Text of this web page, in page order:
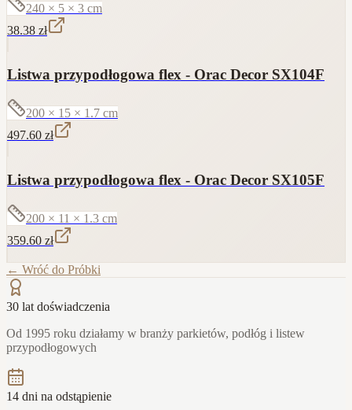
240 × 5 × 3 cm
38.38 zł
Listwa przypodłogowa flex - Orac Decor SX104F
200 × 15 × 1.7 cm
497.60 zł
Listwa przypodłogowa flex - Orac Decor SX105F
200 × 11 × 1.3 cm
359.60 zł
← Wróć do Próbki
30 lat doświadczenia
Od 1995 roku działamy w branży parkietów, podłóg i listew
przypodłogowych
14 dni na odstąpienie